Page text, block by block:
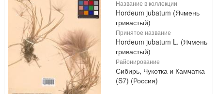
Название в коллекции
Hordeum jubatum (Ячмень
гривастый)
Принятое название
Hordeum jubatum L. (Ячмень
гривастый)
Районирование
Сибирь, Чукотка и Камчатка
(S7) (Россия)